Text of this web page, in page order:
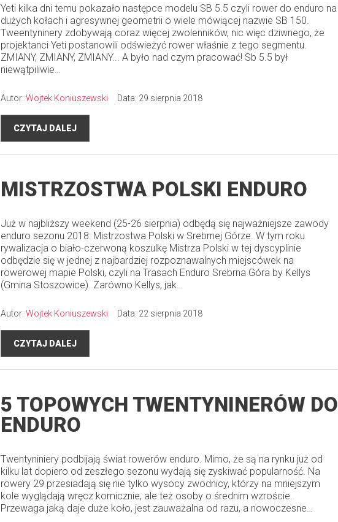
Yeti kilka dni temu pokazało następce modelu SB 5.5 czyli rower do enduro na
dużych kołach i agresywnej geometrii o wiele mówiącej nazwie SB 150.
Tweentyninery zdobywają coraz więcej zwolenników, nic więc dziwnego, że
projektanci Yeti postanowili odświeżyć rower właśnie z tego segmentu.
ZMIANY, ZMIANY, ZMIANY... A było nad czym pracować! Sb 5.5 był
niewątpiliwie…
Autor: Wojtek Koniuszewski Data: 29 sierpnia 2018
CZYTAJ DALEJ
MISTRZOSTWA POLSKI ENDURO
Już w najbliższy weekend (25-26 sierpnia) odbędą się najważniejsze zawody
enduro sezonu 2018: Mistrzostwa Polski w Srebrnej Górze. W tym roku
rywalizacja o biało-czerwoną koszulkę Mistrza Polski w tej dyscyplinie
odbędzie się w jednej z najbardziej rozpoznawalnych miejscówek na
rowerowej mapie Polski, czyli na Trasach Enduro Srebrna Góra by Kellys
(Gmina Stoszowice). Zarówno Kellys, jak…
Autor: Wojtek Koniuszewski Data: 22 sierpnia 2018
CZYTAJ DALEJ
5 TOPOWYCH TWENTYNINERÓW DO
ENDURO
Twentyniniery podbijają świat rowerów enduro. Mimo, że są na rynku już od
kilku lat dopiero od zeszłego sezonu wydają się zyskiwać popularność. Na
rowery 29 przesiadają się nie tylko wysocy zwodnicy, którzy na mniejszym
kole wyglądają wręcz komicznie, ale też osoby o średnim wzroście.
Przewaga jaką daje duże koło, jest zauważalna od razu, a nowoczesne…